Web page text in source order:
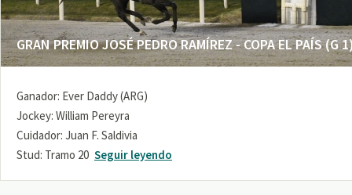
GRAN PREMIO JOSÉ PEDRO RAMÍREZ - COPA EL PAÍS (G
Ganador: Ever Daddy (ARG)
Jockey: William Pereyra
Cuidador: Juan F. Saldivia
Stud: Tramo 20 Seguir leyendo